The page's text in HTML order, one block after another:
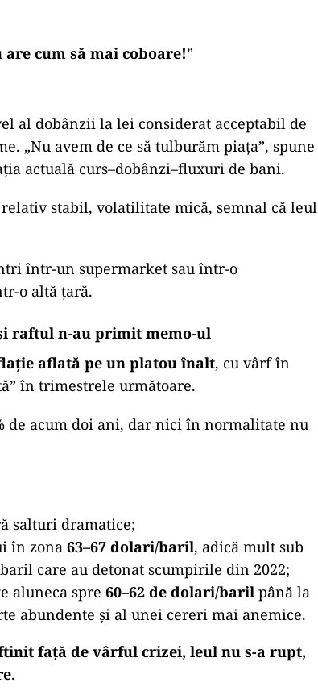
are cum să mai coboare!”
al dobânzii la lei considerat acceptabil de
„Nu avem de ce să tulburăm piața”, spune
actuală curs–dobânzi–fluxuri de bani.
stabil, volatilitate mică, semnal că leul
într-un supermarket sau într-o
o altă țară.
raftul n-au primit memo-ul
aflată pe un platou înalt, cu vârf în
în trimestrele următoare.
de acum doi ani, dar nici în normalitate nu
salturi dramatice;
în zona 63–67 dolari/baril, adică mult sub
care au detonat scumpirile din 2022;
aluneca spre 60–62 de dolari/baril până la
abundente și al unei cereri mai anemice.
față de vârful crizei, leul nu s-a rupt,
.